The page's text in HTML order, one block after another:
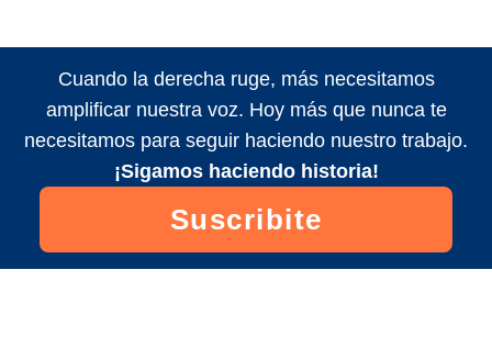
Cuando la derecha ruge, más necesitamos
amplificar nuestra voz. Hoy más que nunca te
necesitamos para seguir haciendo nuestro trabajo.
¡Sigamos haciendo historia!
Suscribite